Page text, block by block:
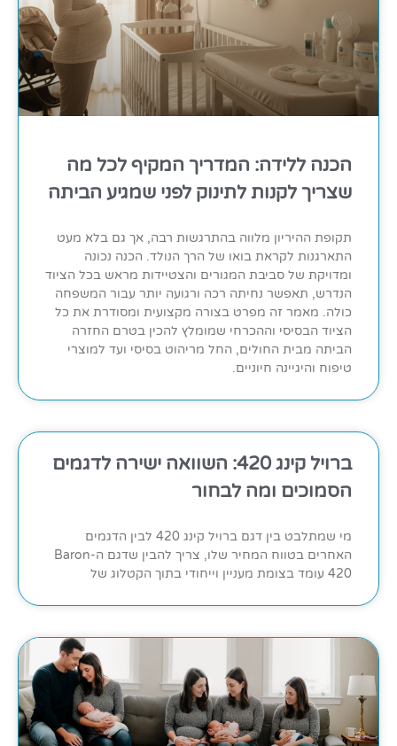
הכנה ללידה: המדריך המקיף לכל מה
שצריך לקנות לתינוק לפני שמגיע הביתה
תקופת ההיריון מלווה בהתרגשות רבה, אך גם בלא מעט
התארגנות לקראת בואו של הרך הנולד. הכנה נכונה
ומדויקת של סביבת המגורים והצטיידות מראש בכל הציוד
הנדרש, תאפשר נחיתה רכה ורגועה יותר עבור המשפחה
כולה. מאמר זה מפרט בצורה מקצועית ומסודרת את כל
הציוד הבסיסי וההכרחי שמומלץ להכין בטרם החזרה
הביתה מבית החולים, החל מריהוט בסיסי ועד למוצרי
טיפוח והיגיינה חיוניים.
ברויל קינג 420: השוואה ישירה לדגמים
הסמוכים ומה לבחור
מי שמתלבט בין דגם ברויל קינג 420 לבין הדגמים
האחרים בטווח המחיר שלו, צריך להבין שדגם ה-Baron
420 עומד בצומת מעניין וייחודי בתוך הקטלוג של